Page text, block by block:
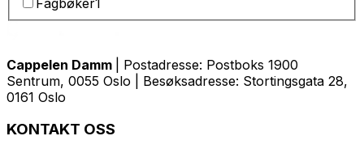
Cappelen Damm
| Postadresse: Postboks 1900
Sentrum, 0055 Oslo | Besøksadresse: Stortingsgata 28,
0161 Oslo
KONTAKT OSS